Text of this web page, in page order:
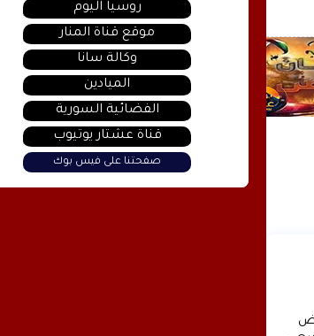
روسيا اليوم
موقع قناة المنار
وكالة سانا
الميادين
الفضائية السورية
قناة عشتار يوتيوب
صفحتنا على فيس بوك